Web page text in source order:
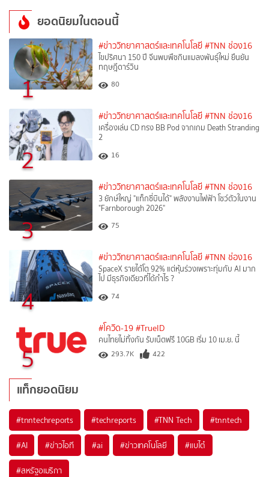
ยอดนิยมในตอนนี้
1
#ข่าววิทยาศาสตร์และเทคโนโลยี #TNN ช่อง16
ไขปริศนา 150 ปี จีนพบพืชกินแมลงพันธุ์ใหม่ ยืนยัน
ทฤษฎีดาร์วิน
80
2
#ข่าววิทยาศาสตร์และเทคโนโลยี #TNN ช่อง16
เครื่องเล่น CD ทรง BB Pod จากเกม Death Stranding
2
16
3
#ข่าววิทยาศาสตร์และเทคโนโลยี #TNN ช่อง16
3 ยักษ์ใหญ่ "แท็กซี่บินได้" พลังงานไฟฟ้า โชว์ตัวในงาน
"Farnborough 2026"
75
4
#ข่าววิทยาศาสตร์และเทคโนโลยี #TNN ช่อง16
SpaceX รายได้โต 92% แต่หุ้นร่วงเพราะทุ่มกับ AI มาก
ไป มีธุรกิจเดียวที่ได้กำไร ?
74
5
#โควิด-19 #TrueID
คนไทยไม่ทิ้งกัน รับเน็ตฟรี 10GB เริ่ม 10 เม.ย. นี้
293.7K 422
แท็กยอดนิยม
#tnntechreports #techreports #TNN Tech #tnntech
#AI #ข่าวไอที #ai #ข่าวเทคโนโลยี #แบไต๋
#สหรัฐอเมริกา